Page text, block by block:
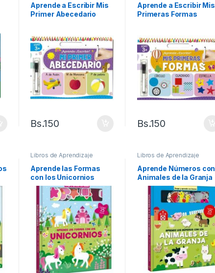
Aprende a Escribir Mis
Primer Abecedario
Bs.150
Aprende a Escribir Mis
Primeras Formas
Bs.150
Libros de Aprendizaje
Aprende las Formas
con los Unicornios
Libros de Aprendizaje
Aprende Números con
Animales de la Granja